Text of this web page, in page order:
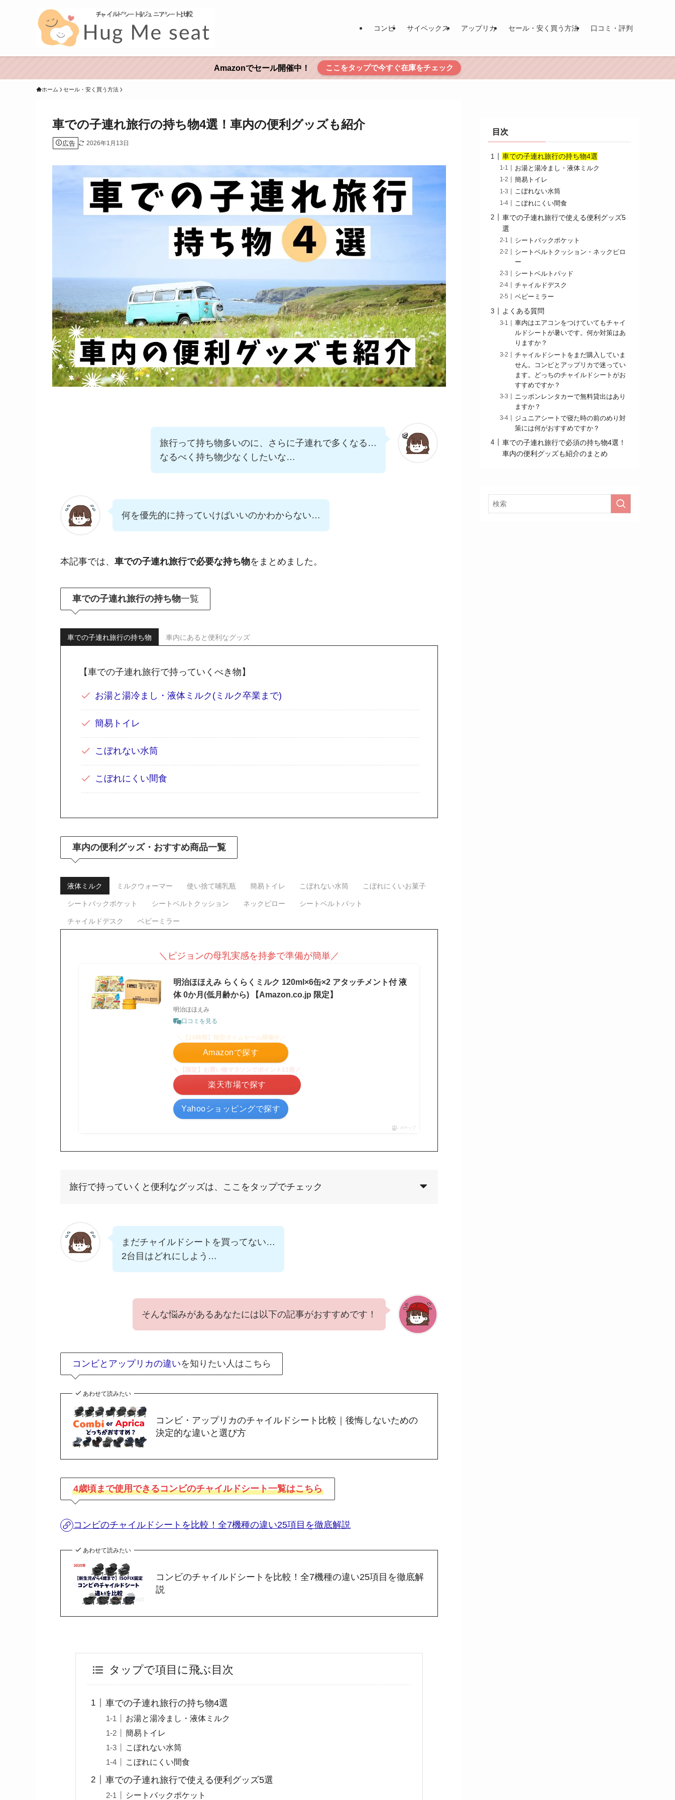
コンビ サイベックス アップリカ セール・安く買う方法 口コミ・評判
Amazonでセール開催中！ ここをタップで今すぐ在庫をチェック
ホーム セール・安く買う方法
車での子連れ旅行の持ち物4選！車内の便利グッズも紹介
広告 2026年1月13日
旅行って持ち物多いのに、さらに子連れで多くなる…
なるべく持ち物少なくしたいな…
何を優先的に持っていけばいいのかわからない…
本記事では、 車での子連れ旅行で必要な持ち物をまとめました。
車での子連れ旅行の持ち物一覧
車での子連れ旅行の持ち物 車内にあると便利なグッズ
【車での子連れ旅行で持っていくべき物】
お湯と湯冷まし・液体ミルク(ミルク卒業まで)
簡易トイレ
こぼれない水筒
こぼれにくい間食
車内の便利グッズ・おすすめ商品一覧
液体ミルク ミルクウォーマー 使い捨て哺乳瓶 簡易トイレ こぼれない水筒 こぼれにくいお菓子
シートバックポケット シートベルトクッション ネックピロー シートベルトパット
チャイルドデスク ベビーミラー
＼ピジョンの母乳実感を持参で準備が簡単／
明治ほほえみ らくらくミルク 120ml×6缶×2 アタッチメント付 液
体 0か月(低月齢から) 【Amazon.co.jp 限定】
明治ほほえみ
口コミを見る
＼【24時間】限定タイムセール開催中／
Amazonで探す
＼【限定】お買い物マラソンでポイント11倍／
楽天市場で探す
Yahooショッピングで探す
ポチップ
旅行で持っていくと便利なグッズは、ここをタップでチェック
まだチャイルドシートを買ってない…
2台目はどれにしよう…
そんな悩みがあるあなたには以下の記事がおすすめです！
コンビとアップリカの違いを知りたい人はこちら
あわせて読みたい
コンビ・アップリカのチャイルドシート比較｜後悔しないための
決定的な違いと選び方
4歳頃まで使用できるコンビのチャイルドシート一覧はこちら
コンビのチャイルドシートを比較！全7機種の違い25項目を徹底解説
あわせて読みたい
コンビのチャイルドシートを比較！全7機種の違い25項目を徹底解
説
タップで項目に飛ぶ目次
車での子連れ旅行の持ち物4選
お湯と湯冷まし・液体ミルク
簡易トイレ
こぼれない水筒
こぼれにくい間食
車での子連れ旅行で使える便利グッズ5選
シートバックポケット
目次
車での子連れ旅行の持ち物4選
お湯と湯冷まし・液体ミルク
簡易トイレ
こぼれない水筒
こぼれにくい間食
車での子連れ旅行で使える便利グッズ5
選
シートバックポケット
シートベルトクッション・ネックピロ
ー
シートベルトパッド
チャイルドデスク
ベビーミラー
よくある質問
車内はエアコンをつけていてもチャイ
ルドシートが暑いです。何か対策はあ
りますか？
チャイルドシートをまだ購入していま
せん。コンビとアップリカで迷ってい
ます。どっちのチャイルドシートがお
すすめですか？
ニッポンレンタカーで無料貸出はあり
ますか？
ジュニアシートで寝た時の前のめり対
策には何がおすすめですか？
車での子連れ旅行で必須の持ち物4選！
車内の便利グッズも紹介のまとめ